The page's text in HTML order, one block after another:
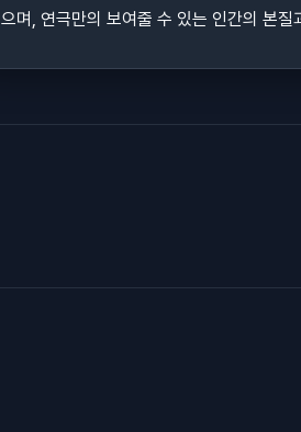
으며, 연극만의 보여줄 수 있는 인간의 본